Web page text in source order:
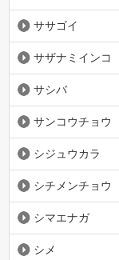
ササゴイ
サザナミインコ
サシバ
サンコウチョウ
シジュウカラ
シチメンチョウ
シマエナガ
シメ